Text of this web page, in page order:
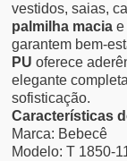
vestidos, saias,
palmilha macia e
garantem bem-
PU oferece
elegante
sofisticação.
Características
Marca: Bebecê
Modelo: T 1850-